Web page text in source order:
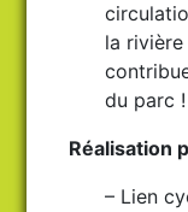
la
du parc !
Réalisation
– Lien